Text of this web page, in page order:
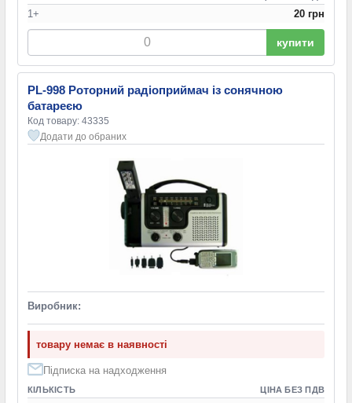
1+ 20 грн
купити
PL-998 Роторний радіоприймач із сонячною
батареєю
Код товару: 43335
Додати до обраних
Виробник:
товару немає в наявності
Підписка на надходження
КІЛЬКІСТЬ ЦІНА БЕЗ ПДВ